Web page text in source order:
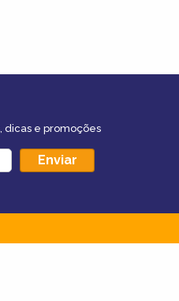
dicas e promoções